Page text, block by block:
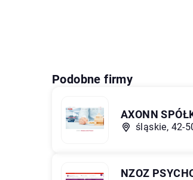
Podobne firmy
AXONN
śląskie, 42-
NZOZ